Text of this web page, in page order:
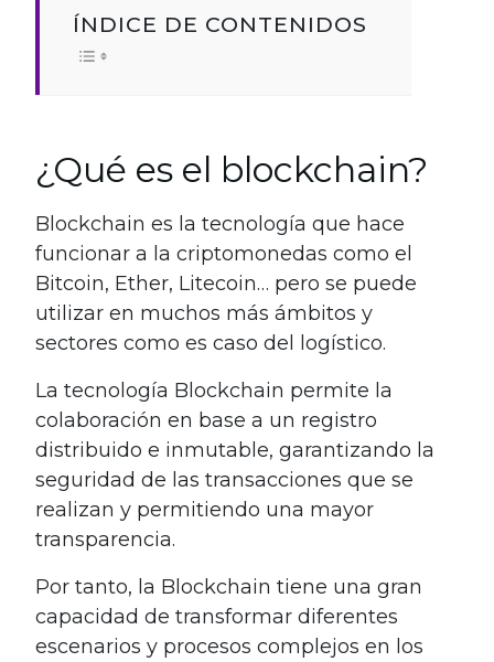
ÍNDICE DE CONTENIDOS
¿Qué es el blockchain?
Blockchain es la tecnología que hace
funcionar a la criptomonedas como el
Bitcoin, Ether, Litecoin… pero se puede
utilizar en muchos más ámbitos y
sectores como es caso del logístico.
La tecnología Blockchain permite la
colaboración en base a un registro
distribuido e inmutable, garantizando la
seguridad de las transacciones que se
realizan y permitiendo una mayor
transparencia.
Por tanto, la Blockchain tiene una gran
capacidad de transformar diferentes
escenarios y procesos complejos en los